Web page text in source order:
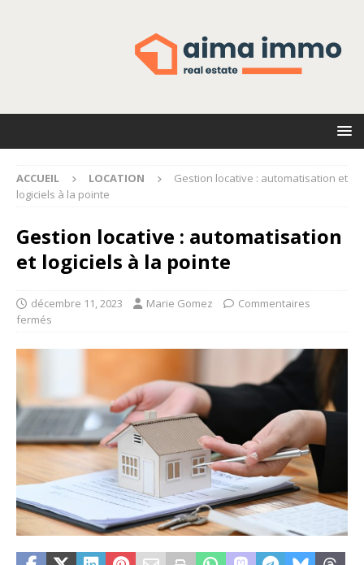
ACCUEIL LOCATION
Gestion locative : automatisation et
logiciels à la pointe
Gestion locative : automatisation
et logiciels à la pointe
décembre 11, 2023 Marie Gomez
Commentaires
fermés